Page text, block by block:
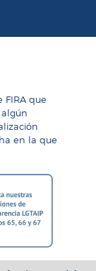
que
en la que